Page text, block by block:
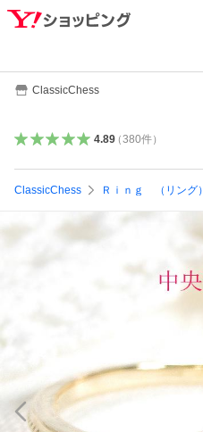
ClassicChess
4.89（380件）
ClassicChess Ｒｉｎｇ （リング）